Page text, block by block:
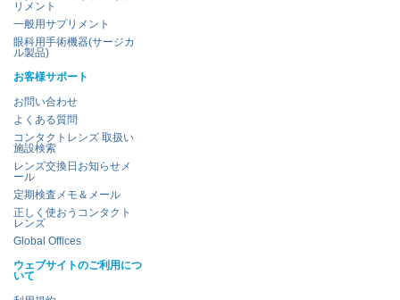
リメント
一般用サプリメント
眼科用手術機器(サージカ
ル製品)
お客様サポート
お問い合わせ
よくある質問
コンタクトレンズ 取扱い
施設検索
レンズ交換日お知らせメ
ール
定期検査メモ＆メール
正しく使おうコンタクト
レンズ
Global Offices
ウェブサイトのご利用につ
いて